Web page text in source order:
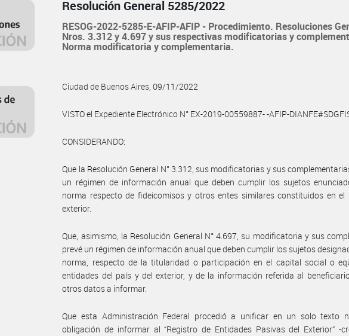
Resolución General 5285/2022
RESOG-2022-5285-E-AFIP-AFIP - Procedimiento. Resoluciones
Nros. 3.312 y 4.697 y sus respectivas modificatorias y
Norma modificatoria y complementaria.
Ciudad de Buenos Aires, 09/11/2022
VISTO el Expediente Electrónico N° EX-2019-00559887- -AFIP-
CONSIDERANDO:
Que la Resolución General N° 3.312, sus modificatorias y sus
un régimen de información anual que deben cumplir los sujetos
norma respecto de fideicomisos y otros entes similares constituidos en el
exterior.
Que, asimismo, la Resolución General N° 4.697, su modificatoria y sus
prevé un régimen de información anual que deben cumplir los sujetos
norma, respecto de la titularidad o participación en el capital social o
entidades del país y del exterior, y de la información referida al
otros datos a informar.
Que esta Administración Federal procedió a unificar en un solo texto
obligación de informar al “Registro de Entidades Pasivas del Exterior” -